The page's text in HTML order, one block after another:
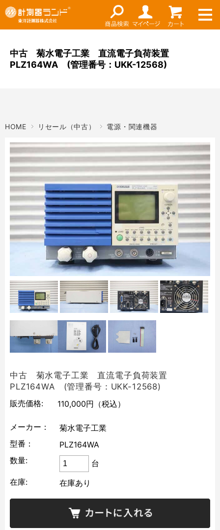
ネット通販（リセール）
ご利用ガイド
メーカーショップ
お問い合わせ
メーカー名
価格帯
中古 菊水電子工業 直流電子負荷装置
PLZ164WA (管理番号：UKK-12568)
HOME リセール（中古） 電源・関連機器
中古 菊水電子工業 直流電子負荷装置
PLZ164WA (管理番号：UKK-12568)
販売価格:
110,000円 （税込）
メーカー：
菊水電子工業
型番：
PLZ164WA
数量:
台
在庫:
在庫あり